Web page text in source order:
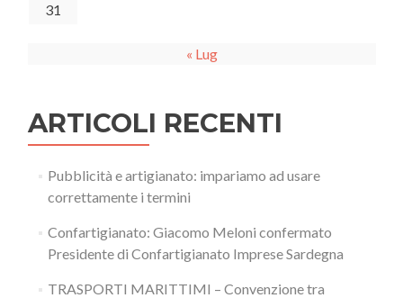
31
« Lug
ARTICOLI RECENTI
Pubblicità e artigianato: impariamo ad usare
correttamente i termini
Confartigianato: Giacomo Meloni confermato
Presidente di Confartigianato Imprese Sardegna
TRASPORTI MARITTIMI – Convenzione tra